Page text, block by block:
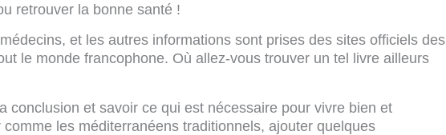
retrouver la bonne santé !
et les autres informations sont prises des sites officiels des
le monde francophone. Où allez-vous trouver un tel livre ailleurs
conclusion et savoir ce qui est nécessaire pour vivre bien et
les méditerranéens traditionnels, ajouter quelques